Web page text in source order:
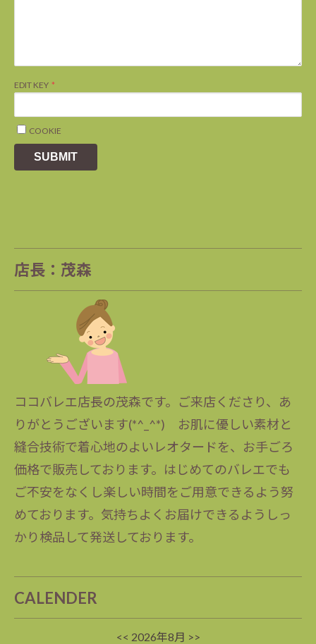
EDIT KEY
COOKIE
SUBMIT
店長：茂森
ココバレエ店長の茂森です。ご来店くださり、あ
りがとうございます(*^_^*) お肌に優しい素材と
縫合技術で着心地のよいレオタードを、お手ごろ
価格で販売しております。はじめてのバレエでも
ご不安をなくし楽しい時間をご用意できるよう努
めております。気持ちよくお届けできるようしっ
かり検品して発送しております。
CALENDER
<< 2026年8月 >>